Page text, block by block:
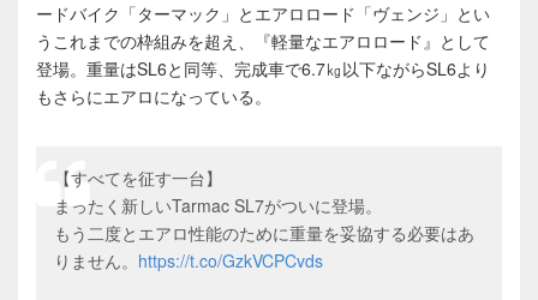
ードバイク「ターマック」とエアロロード「ヴェンジ」とい
うこれまでの枠組みを超え、『軽量なエアロロード』として
登場。重量はSL6と同等、完成車で6.7㎏以下ながらSL6より
もさらにエアロになっている。
【すべてを征す一台】
まったく新しいTarmac SL7がついに登場。
もう二度とエアロ性能のために重量を妥協する必要はあ
りません。 https://t.co/GzkVCPCvds